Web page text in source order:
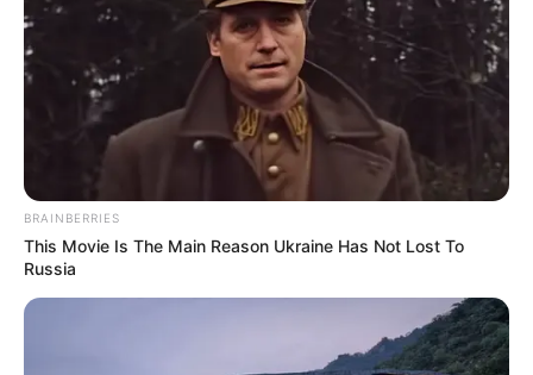
BRAINBERRIES
This Movie Is The Main Reason Ukraine Has Not Lost To
Russia